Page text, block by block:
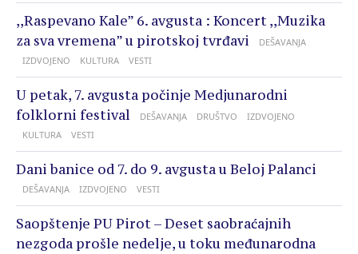
,,Raspevano Kale” 6. avgusta : Koncert ,,Muzika
za sva vremena” u pirotskoj tvrđavi
DEŠAVANJA
IZDVOJENO
KULTURA VESTI
U petak, 7. avgusta počinje Medjunarodni
folklorni festival
DEŠAVANJA DRUŠTVO
IZDVOJENO
KULTURA
VESTI
Dani banice od 7. do 9. avgusta u Beloj Palanci
DEŠAVANJA IZDVOJENO VESTI
Saopštenje PU Pirot – Deset saobraćajnih
nezgoda prošle nedelje, u toku međunarodna